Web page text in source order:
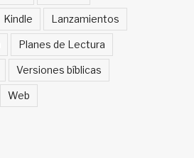
Kindle Lanzamientos
Planes de Lectura
Versiones bíblicas
Web